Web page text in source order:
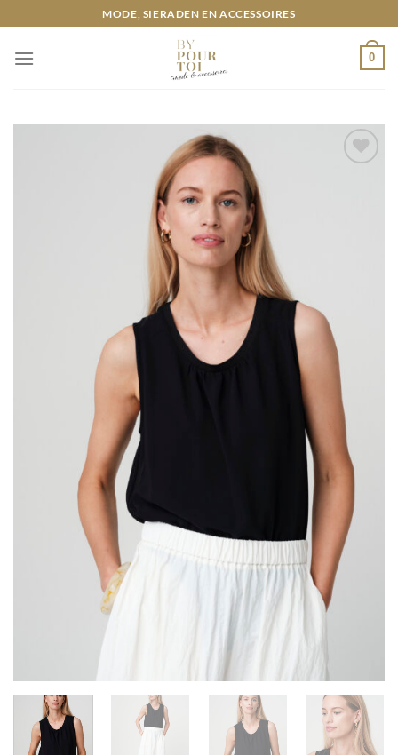
naar
inhoud
MODE, SIERADEN EN ACCESSOIRES
0